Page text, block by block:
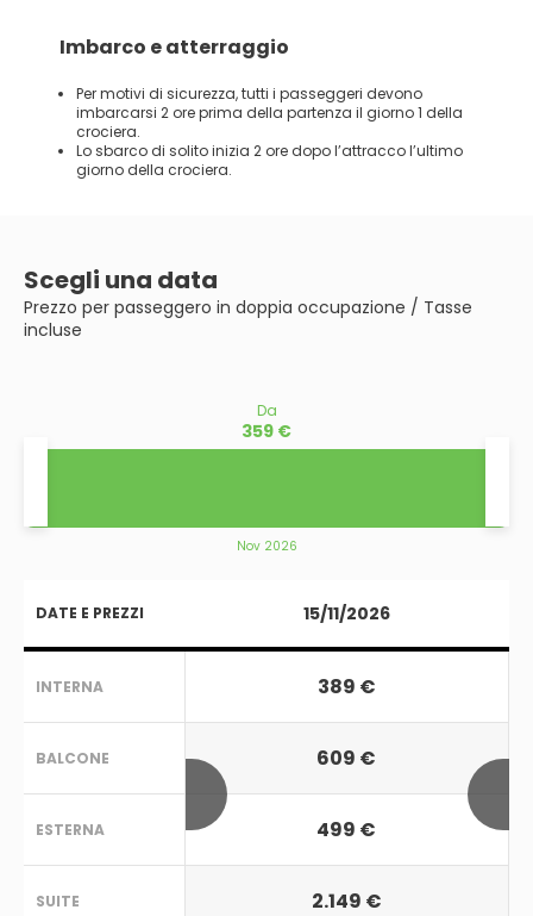
Imbarco e atterraggio
Per motivi di sicurezza, tutti i passeggeri devono
imbarcarsi 2 ore prima della partenza il giorno 1 della
crociera.
Lo sbarco di solito inizia 2 ore dopo l’attracco l’ultimo
giorno della crociera.
Scegli una data
Prezzo per passeggero in doppia occupazione / Tasse
incluse
Da
359 €
Nov 2026
DATE E PREZZI
INTERNA
BALCONE
ESTERNA
SUITE
15/11/2026
389 €
609 €
499 €
2.149 €